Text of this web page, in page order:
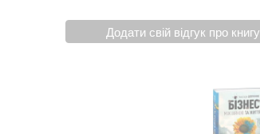
Додати свій відгук про книгу